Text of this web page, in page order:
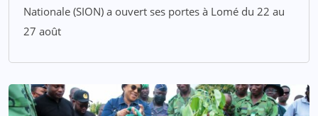
Nationale (SION) a ouvert ses portes à Lomé du 22 au
27 août